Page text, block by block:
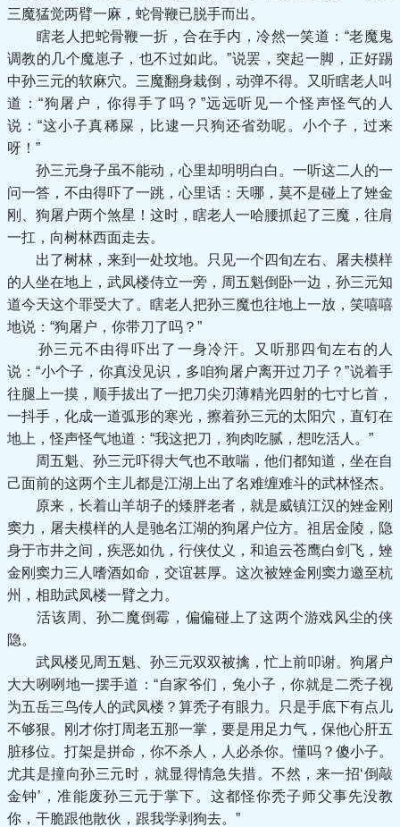
三魔猛觉两臂一麻，蛇骨鞭已脱手而出。
瞎老人把蛇骨鞭一折，合在手内，冷然一笑道：“老魔鬼
调教的几个魔崽子，也不过如此。”说罢，突起一脚，正好踢
中孙三元的软麻穴。三魔翻身栽倒，动弹不得。又听瞎老人叫
道：“狗屠户，你得手了吗？”远远听见一个怪声怪气的人
说：“这小子真稀屎，比逮一只狗还省劲呢。小个子，过来
呀！”
孙三元身子虽不能动，心里却明明白白。一听这二人的一
问一答，不由得吓了一跳，心里话：天哪，莫不是碰上了矬金
刚、狗屠户两个煞星！这时，瞎老人一哈腰抓起了三魔，往肩
一扛，向树林西面走去。
出了树林，来到一处坟地。只见一个四旬左右、屠夫模样
的人坐在地上，武凤楼侍立一旁，周五魁倒卧一边，孙三元知
道今天这个罪受大了。瞎老人把孙三魔也往地上一放，笑嘻嘻
地说：“狗屠户，你带刀了吗？”
孙三元不由得吓出了一身冷汗。又听那四旬左右的人
说：“小个子，你真没见识，多咱狗屠户离开过刀子？”说着手
往腿上一摸，顺手拔出了一把刀尖刃薄精光四射的七寸匕首，
一抖手，化成一道弧形的寒光，擦着孙三元的太阳穴，直钉在
地上，怪声怪气地道：“我这把刀，狗肉吃腻，想吃活人。”
周五魁、孙三元吓得大气也不敢喘，他们都知道，坐在自
己面前的这两个主儿都是江湖上出了名难缠难斗的武林怪杰。
原来，长着山羊胡子的矮胖老者，就是威镇江汉的矬金刚
窦力，屠夫模样的人是驰名江湖的狗屠户位方。祖居金陵，隐
身于市井之间，疾恶如仇，行侠仗义，和追云苍鹰白剑飞，矬
金刚窦力三人嗜酒如命，交谊甚厚。这次被矬金刚窦力邀至杭
州，相助武凤楼一臂之力。
活该周、孙二魔倒霉，偏偏碰上了这两个游戏风尘的侠
隐。
武凤楼见周五魁、孙三元双双被擒，忙上前叩谢。狗屠户
大大咧咧地一摆手道：“自家爷们，兔小子，你就是二秃子视
为五岳三鸟传人的武凤楼？算秃子有眼力。只是手底下有点儿
不够狠。刚才你打周老五那一掌，要是用足力气，保他心肝五
脏移位。打架是拼命，你不杀人，人必杀你。懂吗？傻小子。
尤其是撞向孙三元时，就显得情急失措。不然，来一招‘倒敲
金钟’，准能废孙三元于掌下。这都怪你秃子师父事先没教
你，干脆跟他散伙，跟我学剥狗去。”